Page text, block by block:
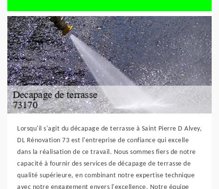
Lorsqu'il s'agit du décapage de terrasse à Saint Pierre D Alvey,
DL Rénovation 73 est l'entreprise de confiance qui excelle
dans la réalisation de ce travail. Nous sommes fiers de notre
capacité à fournir des services de décapage de terrasse de
qualité supérieure, en combinant notre expertise technique
avec notre engagement envers l'excellence. Notre équipe